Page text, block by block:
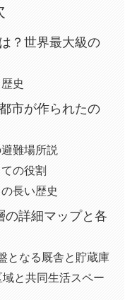
？世界最大級の
史
市が作られたの
難場所説
の役割
長い歴史
の詳細マップと各
となる厩舎と貯蔵庫
と共同生活スペー